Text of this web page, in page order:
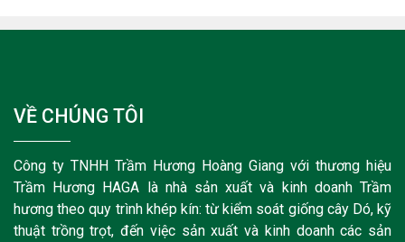
VỀ CHÚNG TÔI
Công ty TNHH Trầm Hương Hoàng Giang với thương hiệu
Trầm Hương HAGA là nhà sản xuất và kinh doanh Trầm
hương theo quy trình khép kín: từ kiểm soát giống cây Dó, kỹ
thuật trồng trọt, đến việc sản xuất và kinh doanh các sản